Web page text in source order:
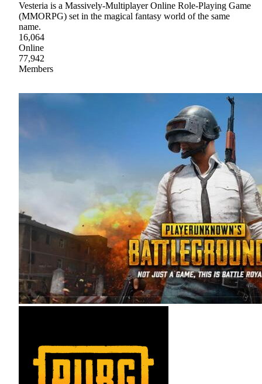
Vesteria is a Massively-Multiplayer Online Role-Playing Game
(MMORPG) set in the magical fantasy world of the same
name.
16,064
Online
77,942
Members